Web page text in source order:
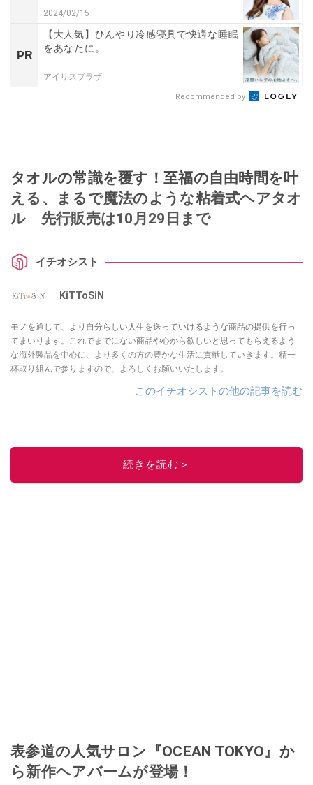
2024/02/15
PR
【大人気】ひんやり冷感寝具で快適な睡眠
をあなたに。
アイリスプラザ
Recommended by
タオルの常識を覆す！至福の自由時間を叶
える、まるで魔法のような粘着式ヘアタオ
ル 先行販売は10月29日まで
イチオシスト
KiTToSiN
モノを通じて、より自分らしい人生を送っていけるような商品の提供を行っ
てまいります。これでまでにない商品や心から欲しいと思ってもらえるよう
な海外製品を中心に、より多くの方の豊かな生活に貢献していきます。精一
杯取り組んで参りますので、よろしくお願いいたします。
このイチオシストの他の記事を読む
続きを読む＞
表参道の人気サロン『OCEAN TOKYO』か
ら新作ヘアバームが登場！